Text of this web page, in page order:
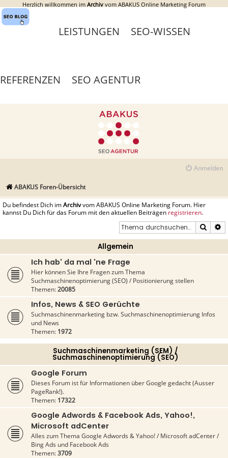
Herzlich willkommen im Archiv vom ABAKUS Online Marketing Forum
LEISTUNGEN SEO-WISSEN
REFERENZEN SEO AGENTUR
Anmelden
ABAKUS Foren-Übersicht
Du befindest Dich imArchivvom ABAKUS Online Marketing Forum. Hier
kannst Du Dich für das Forum mit den aktuellen Beiträgen registrieren.
Suche
Allgemein
Ich hab' da mal 'ne Frage
Hier können Sie Ihre Fragen zum Thema
Suchmaschinenoptimierung (SEO) / Positionierung stellen
Themen:20085
Infos, News & SEO Gerüchte
Suchmaschinenmarketing bzw. Suchmaschinenoptimierung Infos
und News
Themen: 1972
Suchmaschinenmarketing (SEM) /
Suchmaschinenoptimierung (SEO)
Google Forum
Dieses Forum ist für Informationen über Google gedacht (Ausser
PageRank!).
Themen: 17322
Google Adwords & Facebook Ads, Yahoo!,
Microsoft adCenter
Alles zum Thema Google Adwords & Yahoo! / Microsoft adCenter /
Bing Ads und Facebook Ads
Themen:3709